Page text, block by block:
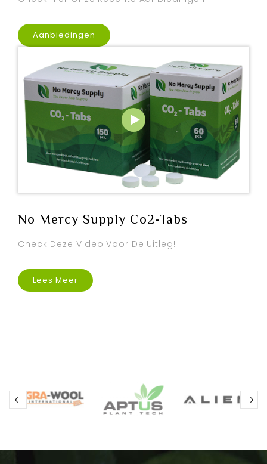
Aanbiedingen
No Mercy Supply Co2-Tabs
Check Deze Video Voor De Uitleg!
Lees Meer